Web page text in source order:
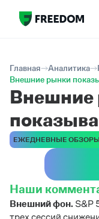
Главная Аналитика
Внешние рынки
Внешние
ЕЖЕДНЕВНЫЕ ОБЗОРЫ
Наши
Внешний фон. S&P
трех сессий